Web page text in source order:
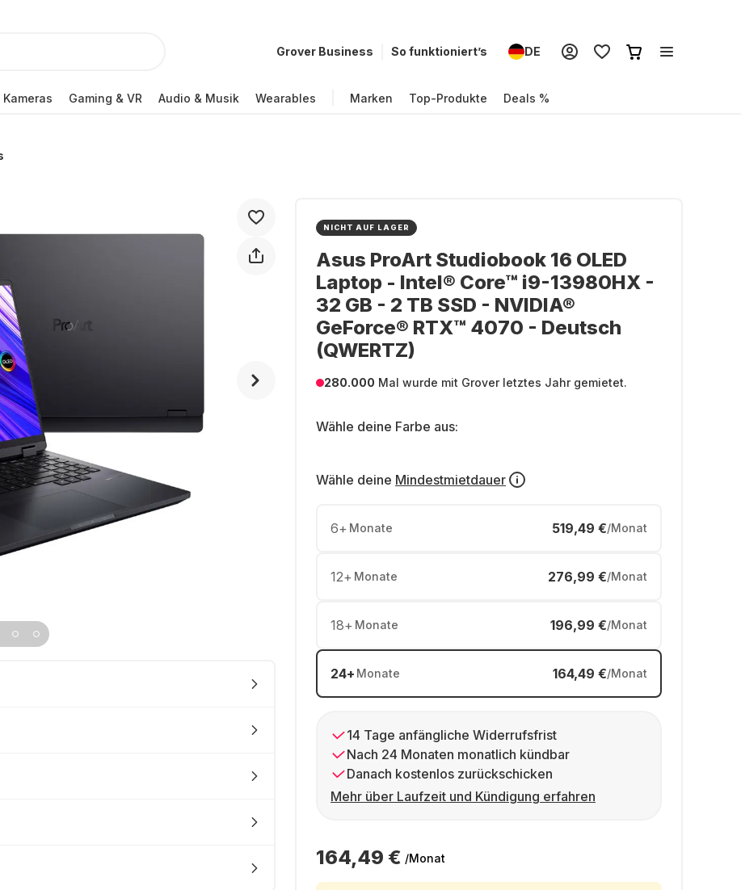
Grover Business So funktioniert’s DE
Kameras Gaming & VR Audio & Musik Wearables Marken Top-Produkte Deals %
NICHT AUF LAGER
Asus ProArt Studiobook 16 OLED
Laptop - Intel® Core™ i9-13980HX -
32 GB - 2 TB SSD - NVIDIA®
GeForce® RTX™ 4070 - Deutsch
(QWERTZ)
280.000 Mal wurde mit Grover letztes Jahr gemietet.
Wähle deine Farbe aus:
Wähle deine Mindestmietdauer
6+ Monate 519,49 €/Monat
12+ Monate 276,99 €/Monat
18+ Monate 196,99 €/Monat
24+ Monate 164,49 €/Monat
14 Tage anfängliche Widerrufsfrist
Nach 24 Monaten monatlich kündbar
Danach kostenlos zurückschicken
Mehr über Laufzeit und Kündigung erfahren
164,49 € /Monat